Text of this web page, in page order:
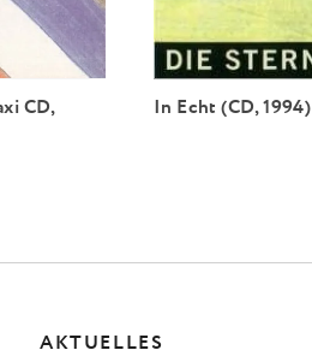
CD,
In Echt (CD, 1994)
AKTUELLES